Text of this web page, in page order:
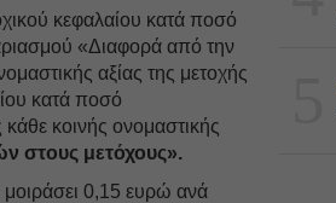
κεφαλαίου κατά ποσό
«Διαφορά από την
αξίας της μετοχής
κατά ποσό
κοινής ονομαστικής
στους μετόχους».
μοιράσει 0,15 ευρώ ανά